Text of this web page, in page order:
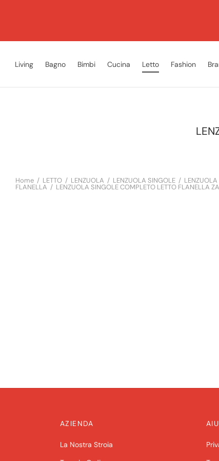
Living Bagno Bimbi Cucina Letto Fashion
Home / LETTO / LENZUOLA / LENZUOLA SINGOLE /
FLANELLA / LENZUOLA SINGOLE COMPLETO LETTO FLANELLA
AZIENDA
La Nostra Stroia